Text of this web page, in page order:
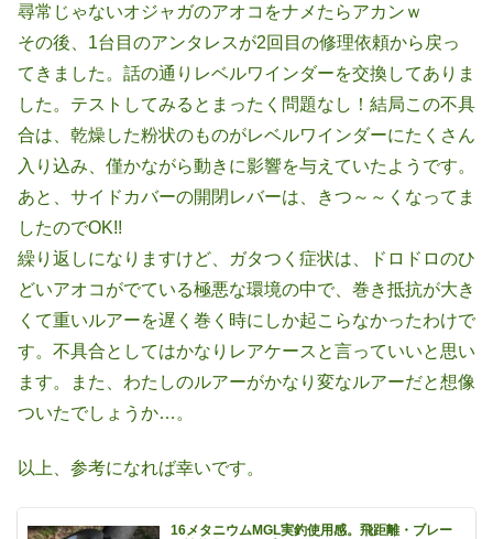
尋常じゃないオジャガのアオコをナメたらアカンｗ
その後、1台目のアンタレスが2回目の修理依頼から戻っ
てきました。話の通りレベルワインダーを交換してありま
した。テストしてみるとまったく問題なし！結局この不具
合は、乾燥した粉状のものがレベルワインダーにたくさん
入り込み、僅かながら動きに影響を与えていたようです。
あと、サイドカバーの開閉レバーは、きつ～～くなってま
したのでOK!!
繰り返しになりますけど、ガタつく症状は、ドロドロのひ
どいアオコがでている極悪な環境の中で、巻き抵抗が大き
くて重いルアーを遅く巻く時にしか起こらなかったわけで
す。不具合としてはかなりレアケースと言っていいと思い
ます。また、わたしのルアーがかなり変なルアーだと想像
ついたでしょうか…。
以上、参考になれば幸いです。
16メタニウムMGL実釣使用感。飛距離・ブレー